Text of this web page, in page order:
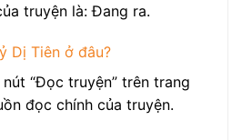
truyện là: Đang ra.
Dị Tiên ở đâu?
“Đọc truyện” trên trang
đọc chính của truyện.